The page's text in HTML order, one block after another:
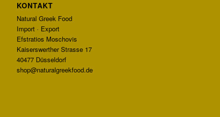
KONTAKT
Natural Greek Food
Import · Export
Efstratios Moschovis
Kaiserswerther Strasse 17
40477 Düsseldorf
shop@naturalgreekfood.de